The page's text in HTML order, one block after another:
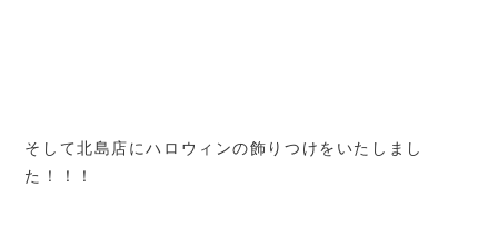
そして北島店にハロウィンの飾りつけをいたしまし
た！！！